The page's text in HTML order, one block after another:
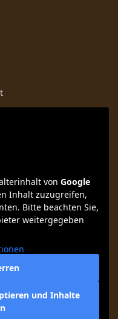
von Google
Inhalt zuzugreifen,
Bitte beachten Sie,
weitergegeben
und Inhalte